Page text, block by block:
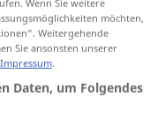
Wenn Sie weitere
möchten,
Weitergehende
Sie ansonsten unserer
Impressum.
Daten, um Folgendes